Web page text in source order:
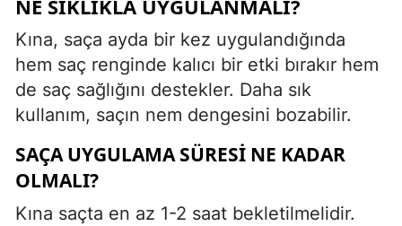
NE SIKLIKLA UYGULANMALI?
Kına, saça ayda bir kez uygulandığında
hem saç renginde kalıcı bir etki bırakır hem
de saç sağlığını destekler. Daha sık
kullanım, saçın nem dengesini bozabilir.
SAÇA UYGULAMA SÜRESI NE KADAR
OLMALI?
Kına saçta en az 1-2 saat bekletilmelidir.